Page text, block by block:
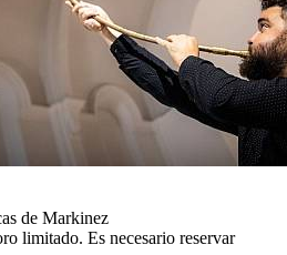
de Markinez
limitado. Es necesario reservar